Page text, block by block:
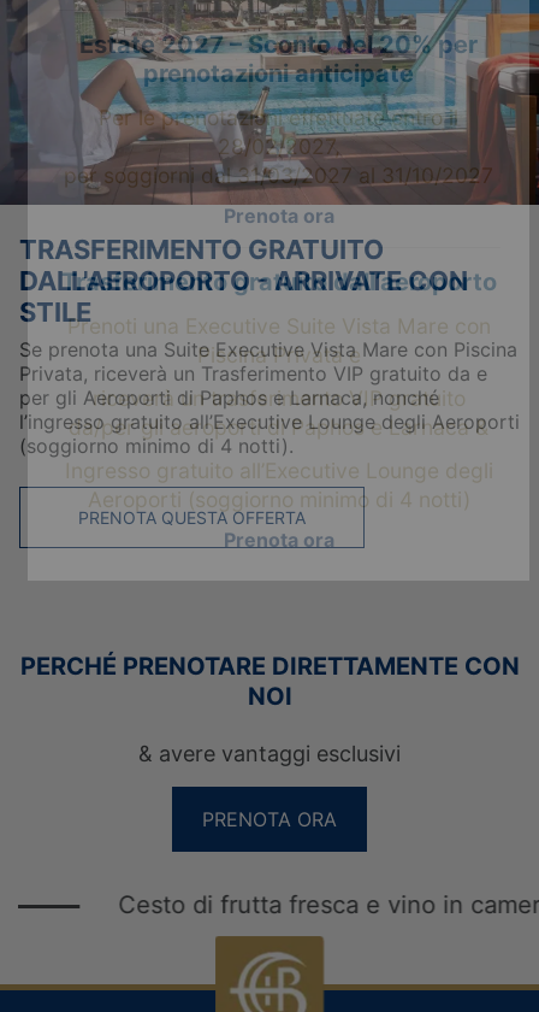
IDEALE PER
TRASFERIMENTO GRATUITO
DALL'AEROPORTO - ARRIVATE CON
STILE
Se prenota una Suite Executive Vista Mare con Piscina
Privata, riceverà un Trasferimento VIP gratuito da e
per gli Aeroporti di Paphos e Larnaca, nonché
l’ingresso gratuito all’Executive Lounge degli Aeroporti
(soggiorno minimo di 4 notti).
PRENOTA QUESTA OFFERTA
PERCHÉ PRENOTARE DIRETTAMENTE CON
NOI
& avere vantaggi esclusivi
PRENOTA ORA
Cesto di frutta fresca e vino in camera
Estate 2027 – Sconto del 20% per
prenotazioni anticipate
Per le prenotazioni effettuate entro il
28/02/2027,
per soggiorni dal 31/03/2027 al 31/10/2027
Prenota ora
Trasferimento gratuito dall’aeroporto
Prenoti una Executive Suite Vista Mare con
Piscina Privata e
riceverà un trasferimento VIP gratuito
da/per gli aeroporti di Paphos e Larnaca &
Ingresso gratuito all’Executive Lounge degli
Aeroporti (soggiorno minimo di 4 notti)
Prenota ora